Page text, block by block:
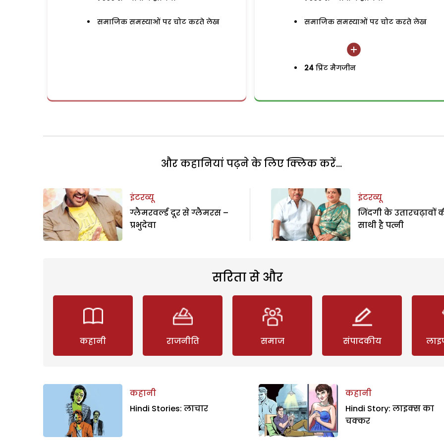
समाजिक समस्याओं पर चोट करते लेख समाजिक समस्याओं पर चोट करते लेख
24 प्रिंट मैगजीन
और कहानियां पढ़ने के लिए क्लिक करें...
इंटरव्यू
ग्लैमरवर्ल्ड दूर से ग्लैमरस –
प्रभुदेवा
इंटरव्यू
जिंदगी के उतारचढ़ावों
साथी है पत्नी
सरिता से और
कहानी राजनीति समाज संपादकीय
कहानी
Hindi Stories: लाचार
कहानी
Hindi Story: लाइक्स का
चक्कर